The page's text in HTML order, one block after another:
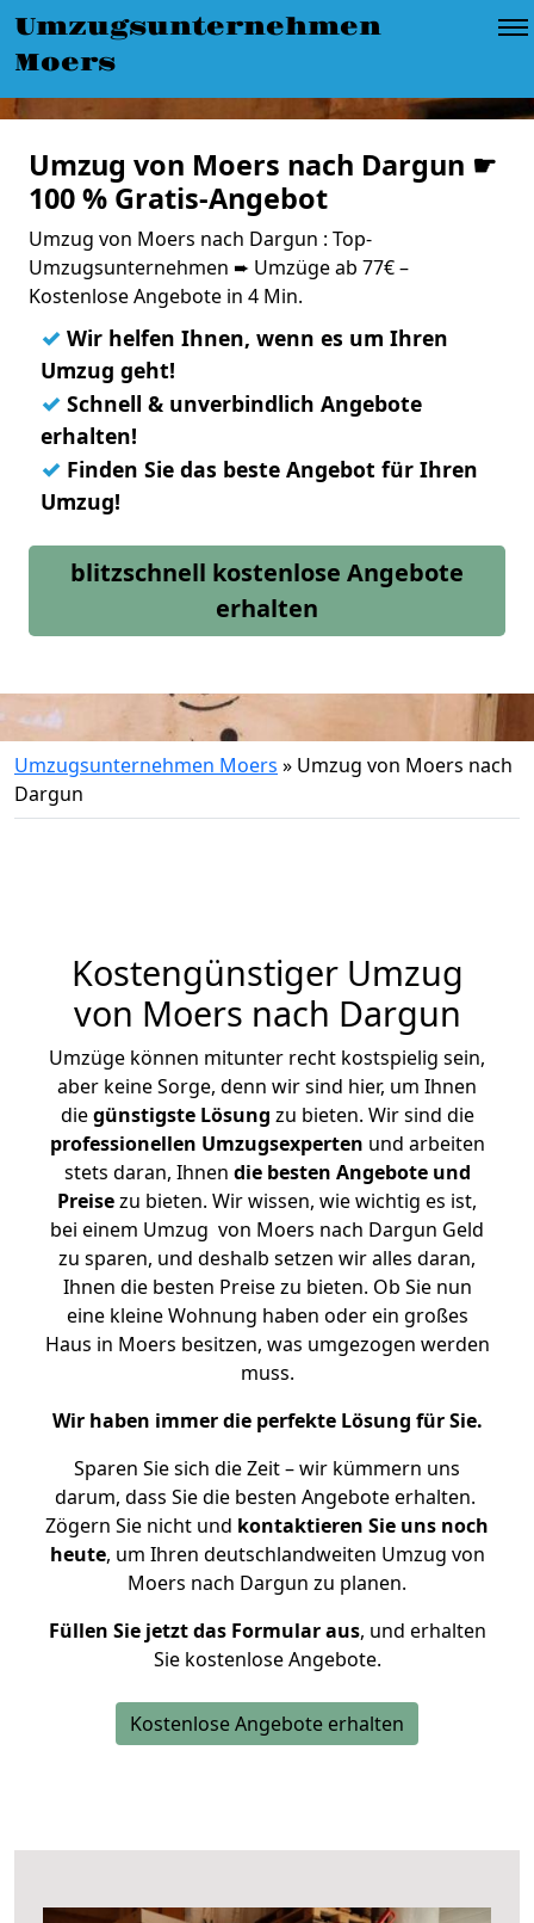
Umzugsunternehmen
Moers
Umzug von Moers nach Dargun ☛
100 % Gratis-Angebot
Umzug von Moers nach Dargun : Top-
Umzugsunternehmen ➨ Umzüge ab 77€ –
Kostenlose Angebote in 4 Min.
✓ Wir helfen Ihnen, wenn es um Ihren
Umzug geht!
✓ Schnell & unverbindlich Angebote
erhalten!
✓ Finden Sie das beste Angebot für Ihren
Umzug!
blitzschnell kostenlose Angebote
erhalten
Umzugsunternehmen Moers » Umzug von Moers nach
Dargun
Kostengünstiger Umzug
von Moers nach Dargun
Umzüge können mitunter recht kostspielig sein,
aber keine Sorge, denn wir sind hier, um Ihnen
diegünstigste Lösung zu bieten. Wir sind die
professionellen Umzugsexperten und arbeiten
stets daran, Ihnen die besten Angebote und
Preisezu bieten. Wir wissen, wie wichtig es ist,
bei einem Umzug von Moers nach Dargun Geld
zu sparen, und deshalb setzen wir alles daran,
Ihnen die besten Preise zu bieten. Ob Sie nun
eine kleine Wohnung haben oder ein großes
Haus in Moers besitzen, was umgezogen werden
muss.
Wir haben immer die perfekte Lösung für Sie.
Sparen Sie sich die Zeit – wir kümmern uns
darum, dass Sie die besten Angebote erhalten.
Zögern Sie nicht und kontaktieren Sie uns noch
heute, um Ihren deutschlandweiten Umzug von
Moers nach Dargun zu planen.
Füllen Sie jetzt das Formular aus, und erhalten
Sie kostenlose Angebote.
Kostenlose Angebote erhalten